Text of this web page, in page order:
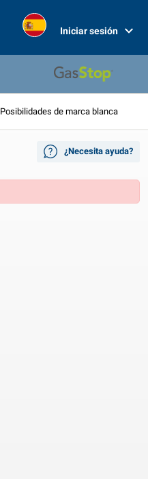
Iniciar sesión
Posibilidades de marca blanca
¿Necesita ayuda?